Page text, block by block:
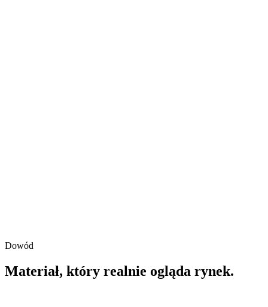
Dowód
Materiał, który realnie ogląda rynek.